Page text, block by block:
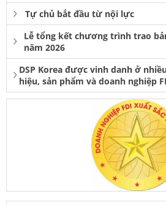
Tự chủ bắt đầu từ nội lực
Lễ tổng kết chương trình trao
năm 2026
DSP Korea được vinh danh ở
hiệu, sản phẩm và doanh nghiệp